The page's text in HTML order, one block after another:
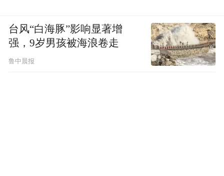
台风“白海豚”影响显著增
强，9岁男孩被海浪卷走
鲁中晨报